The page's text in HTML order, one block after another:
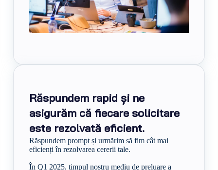
Răspundem rapid și ne
asigurăm că fiecare solicitare
este rezolvată eficient.
Răspundem prompt și urmărim să fim cât mai
eficienți în rezolvarea cererii tale.
În Q1 2025, timpul nostru mediu de preluare a